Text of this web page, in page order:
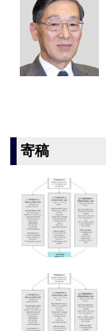
寄稿